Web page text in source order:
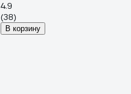
4.9
(38)
В корзину